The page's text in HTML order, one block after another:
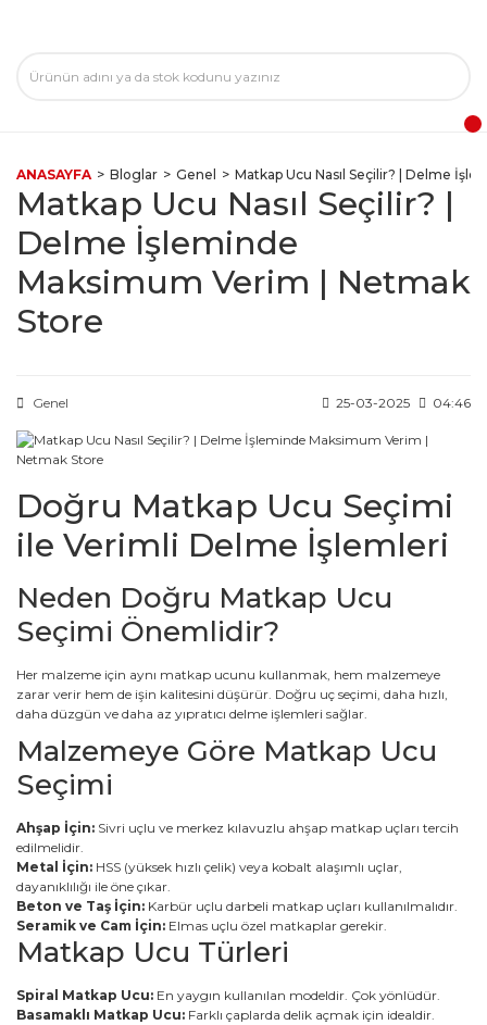
ANASAYFA Bloglar Genel Matkap Ucu Nasıl Seçilir? | Delme
Matkap Ucu Nasıl Seçilir? |
Delme İşleminde
Maksimum Verim | Netmak
Store
Genel 25-03-2025 04:46
Doğru Matkap Ucu Seçimi
ile Verimli Delme İşlemleri
Neden Doğru Matkap Ucu
Seçimi Önemlidir?
Her malzeme için aynı matkap ucunu kullanmak, hem malzemeye
zarar verir hem de işin kalitesini düşürür. Doğru uç seçimi, daha hızlı,
daha düzgün ve daha az yıpratıcı delme işlemleri sağlar.
Malzemeye Göre Matkap Ucu
Seçimi
Ahşap İçin: Sivri uçlu ve merkez kılavuzlu ahşap matkap uçları tercih
edilmelidir.
Metal İçin: HSS (yüksek hızlı çelik) veya kobalt alaşımlı uçlar,
dayanıklılığı ile öne çıkar.
Beton ve Taş İçin: Karbür uçlu darbeli matkap uçları kullanılmalıdır.
Seramik ve Cam İçin: Elmas uçlu özel matkaplar gerekir.
Matkap Ucu Türleri
Spiral Matkap Ucu: En yaygın kullanılan modeldir. Çok yönlüdür.
Basamaklı Matkap Ucu: Farklı çaplarda delik açmak için idealdir.